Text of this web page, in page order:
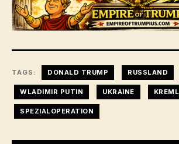
TAGS: DONALD TRUMP RUSSLAND
WLADIMIR PUTIN UKRAINE KREML
SPEZIALOPERATION